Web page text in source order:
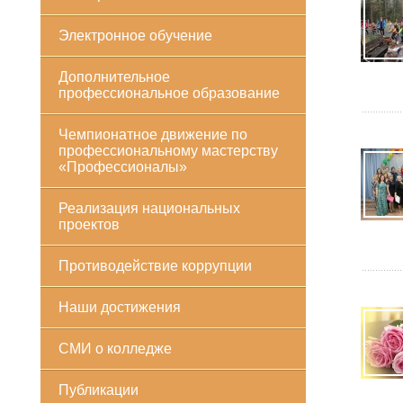
Электронное обучение
Дополнительное
профессиональное образование
Чемпионатное движение по
профессиональному мастерству
«Профессионалы»
Реализация национальных
проектов
Противодействие коррупции
Наши достижения
СМИ о колледже
Публикации